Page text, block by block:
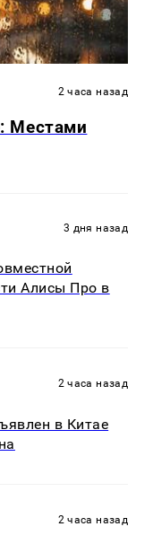
2 часа назад
Местами
3 дня назад
Алисы Про в
2 часа назад
в Китае
2 часа назад